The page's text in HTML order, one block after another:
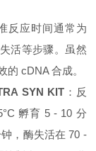
反应时间通常为
活等步骤。虽然
的 cDNA 合成。
SYN KIT：反
孵育 5 - 10 分
，酶失活在 70 -